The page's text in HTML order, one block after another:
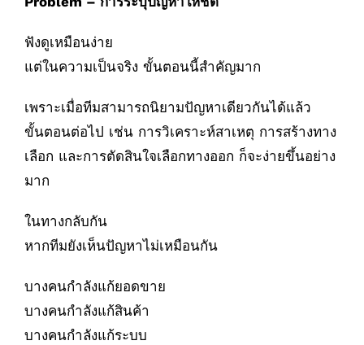
ฟังดูเหมือนง่าย
แต่ในความเป็นจริง ขั้นตอนนี้สำคัญมาก
เพราะเมื่อทีมสามารถนิยามปัญหาเดียวกันได้แล้ว
ขั้นตอนต่อไป เช่น การวิเคราะห์สาเหตุ การสร้างทาง
เลือก และการตัดสินใจเลือกทางออก ก็จะง่ายขึ้นอย่าง
มาก
ในทางกลับกัน
หากทีมยังเห็นปัญหาไม่เหมือนกัน
บางคนกำลังแก้ยอดขาย
บางคนกำลังแก้สินค้า
บางคนกำลังแก้ระบบ